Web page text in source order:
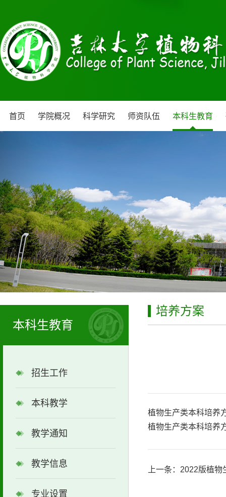
首页 学院概况 科学研究 师资队伍 本科生教育
本科生教育
招生工作
本科教学
教学通知
教学信息
专业设置
培养方案
植物生产类本科培养
植物生产类本科培养
上一条： 2022版植物